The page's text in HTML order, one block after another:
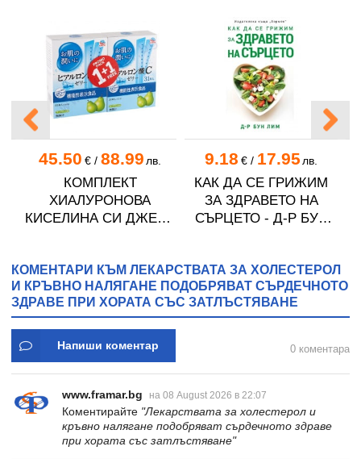
45.50 €/ 88.99 лв.
КОМПЛЕКТ
ХИАЛУРОНОВА
КИСЕЛИНА СИ ДЖЕЛИ
9.18 €/ 17.95 лв.
КАК ДА СЕ ГРИЖИМ
ЗА ЗДРАВЕТО НА
СЪРЦЕТО - Д-Р БУН
КОМЕНТАРИ КЪМ ЛЕКАРСТВАТА ЗА ХОЛЕСТЕРОЛ
И КРЪВНО НАЛЯГАНЕ ПОДОБРЯВАТ СЪРДЕЧНОТО
ЗДРАВЕ ПРИ ХОРАТА СЪС ЗАТЛЪСТЯВАНЕ
Напиши коментар 0 коментара
www.framar.bg на 08 August 2026 в 22:07
Коментирайте "Лекарствата за холестерол и
кръвно налягане подобряват сърдечното здраве
при хората със затлъстяване"